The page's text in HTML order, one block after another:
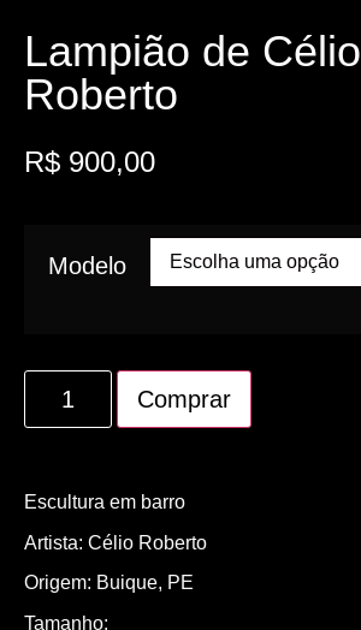
Lampião de Célio
Roberto
R$ 900,00
Modelo
Comprar
Escultura em barro
Artista: Célio Roberto
Origem: Buique, PE
Tamanho: